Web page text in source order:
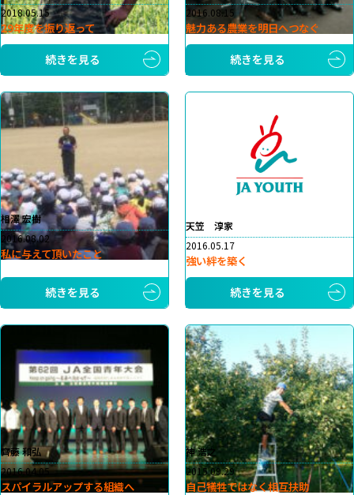
2018.05.15
29年度を振り返って
続きを見る
2016.08.15
魅力ある農業を明日へつなぐ
続きを見る
相澤 宏樹
2016.08.02
私に与えて頂いたこと
続きを見る
天笠 淳家
2016.05.17
強い絆を築く
続きを見る
齊藤 和弘
2016.04.05
スパイラルアップする組織へ
神 浩之
2015.09.29
自己犠牲ではなく相互扶助